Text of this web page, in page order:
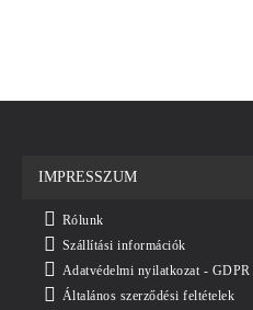
IMPRESSZUM
Rólunk
Szállítási információk
Adatvédelmi nyilatkozat - GDPR
Általános szerződési feltételek